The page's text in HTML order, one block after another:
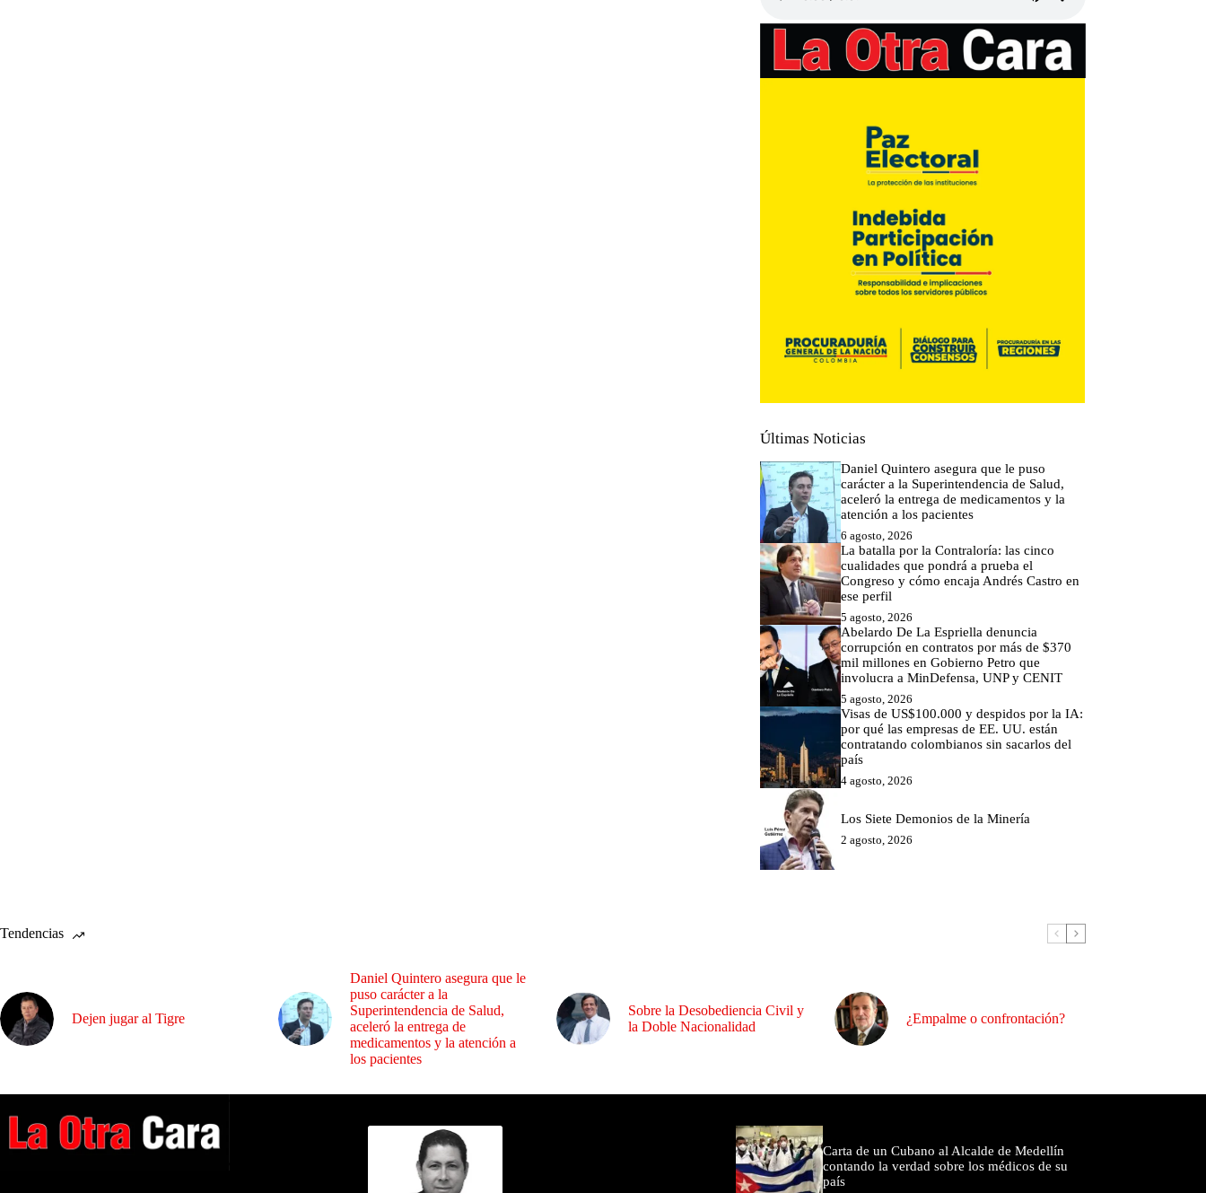
Últimas Noticias
Daniel Quintero asegura que le puso
carácter a la Superintendencia de Salud,
aceleró la entrega de medicamentos y la
atención a los pacientes
6 agosto, 2026
La batalla por la Contraloría: las cinco
cualidades que pondrá a prueba el
Congreso y cómo encaja Andrés Castro en
ese perfil
5 agosto, 2026
Abelardo De La Espriella denuncia
corrupción en contratos por más de $370
mil millones en Gobierno Petro que
involucra a MinDefensa, UNP y CENIT
5 agosto, 2026
Visas de US$100.000 y despidos por la IA:
por qué las empresas de EE. UU. están
contratando colombianos sin sacarlos del
país
4 agosto, 2026
Los Siete Demonios de la Minería
2 agosto, 2026
Tendencias
Dejen jugar al Tigre
Daniel Quintero asegura que le
puso carácter a la
Superintendencia de Salud,
aceleró la entrega de
medicamentos y la atención a
los pacientes
Sobre la Desobediencia Civil y
la Doble Nacionalidad
¿Empalme o confrontación?
Carta de un Cubano al Alcalde de Medellín
contando la verdad sobre los médicos de su
país